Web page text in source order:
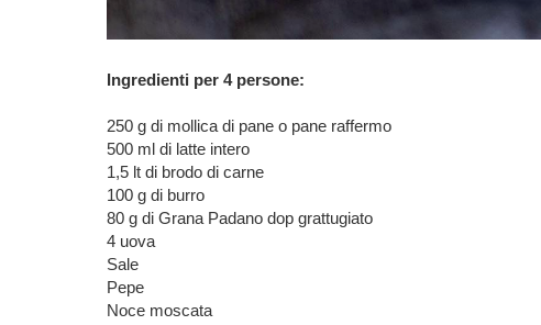
Ingredienti per 4 persone:
250 g di mollica di pane o pane raffermo
500 ml di latte intero
1,5 lt di brodo di carne
100 g di burro
80 g di Grana Padano dop grattugiato
4 uova
Sale
Pepe
Noce moscata